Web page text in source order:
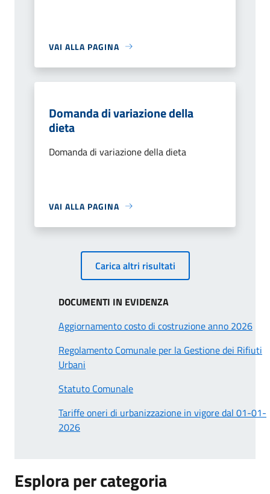
VAI ALLA PAGINA
Domanda di variazione della
dieta
Domanda di variazione della dieta
VAI ALLA PAGINA
Carica altri risultati
DOCUMENTI IN EVIDENZA
Aggiornamento costo di costruzione anno 2026
Regolamento Comunale per la Gestione dei Rifiuti
Urbani
Statuto Comunale
Tariffe oneri di urbanizzazione in vigore dal 01-01-
2026
Esplora per categoria